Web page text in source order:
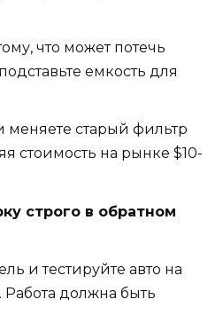
что может потечь
емкость для
меняете старый фильтр
стоимость на рынке $10-
строго в обратном
и тестируйте авто на
Работа должна быть